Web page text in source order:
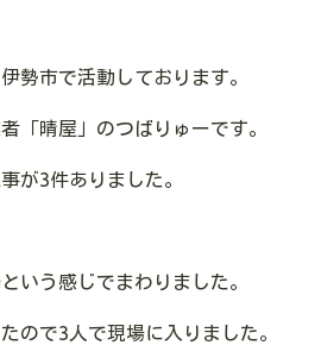
勢市で活動しております。
「晴屋」のつばりゅーです。
が3件ありました。
いう感じでまわりました。
ので3人で現場に入りました。